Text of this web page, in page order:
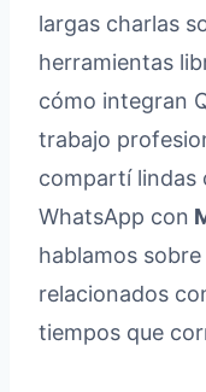
largas charlas
herramientas
cómo integran
trabajo
compartí lindas
WhatsApp con
hablamos
relacionados
tiempos que